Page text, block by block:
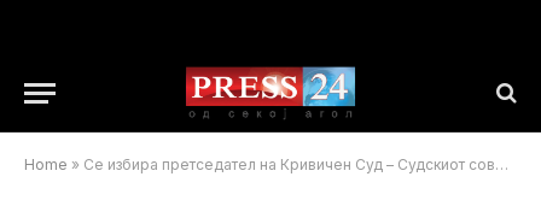
Home » Се избира претседател на Кривичен Суд – Судскиот совет денеска со одлука